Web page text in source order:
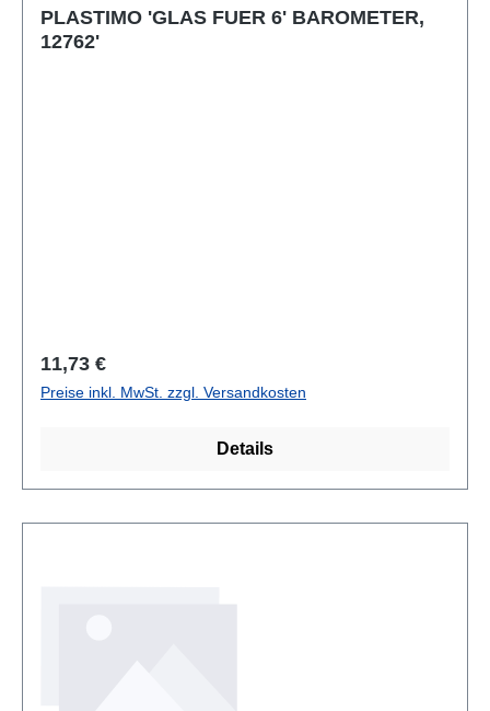
PLASTIMO 'GLAS FUER 6' BAROMETER,
12762'
Regulärer Preis:
11,73 €
Preise inkl. MwSt. zzgl. Versandkosten
Details